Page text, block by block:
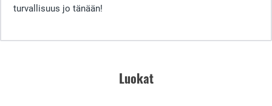
turvallisuus jo tänään!
Luokat